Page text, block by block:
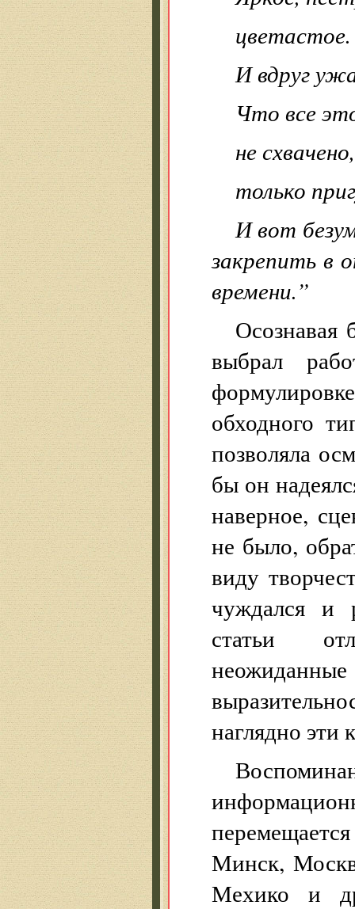
цветастое.
И вдруг
Что все
не схвачено,
только
И вот
закрепить в
времени.”
Осознавая
выбрал
обходного
позволяла
бы он
наверное,
не было,
виду
чуждался и
статьи
наглядно эти
Минск,
Мехико и